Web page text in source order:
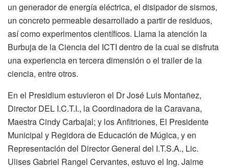
un generador de energía eléctrica, el disipador de sismos,
un concreto permeable desarrollado a partir de residuos,
así como experimentos científicos. Llama la atención la
Burbuja de la Ciencia del ICTI dentro de la cual se disfruta
una experiencia en tercera dimensión o el trailer de la
ciencia, entre otros.
En el Presidium estuvieron el Dr José Luis Montañez,
Director DEL I.C.T.I., la Coordinadora de la Caravana,
Maestra Cindy Carbajal; y los Anfitriones, El Presidente
Municipal y Regidora de Educación de Múgica, y en
Representación del Director General del I.T.S.A., Lic.
Ulises Gabriel Rangel Cervantes, estuvo el Ing. Jaime